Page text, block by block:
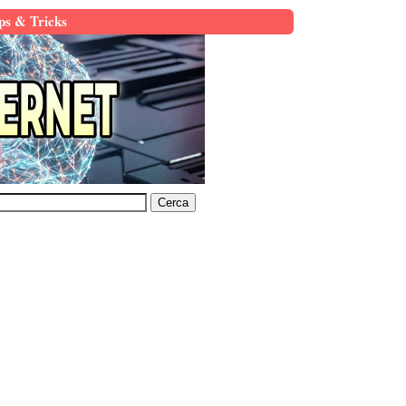
& Tricks